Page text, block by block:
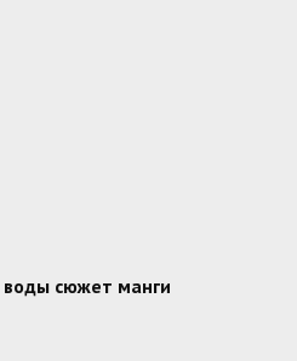
воды сюжет манги